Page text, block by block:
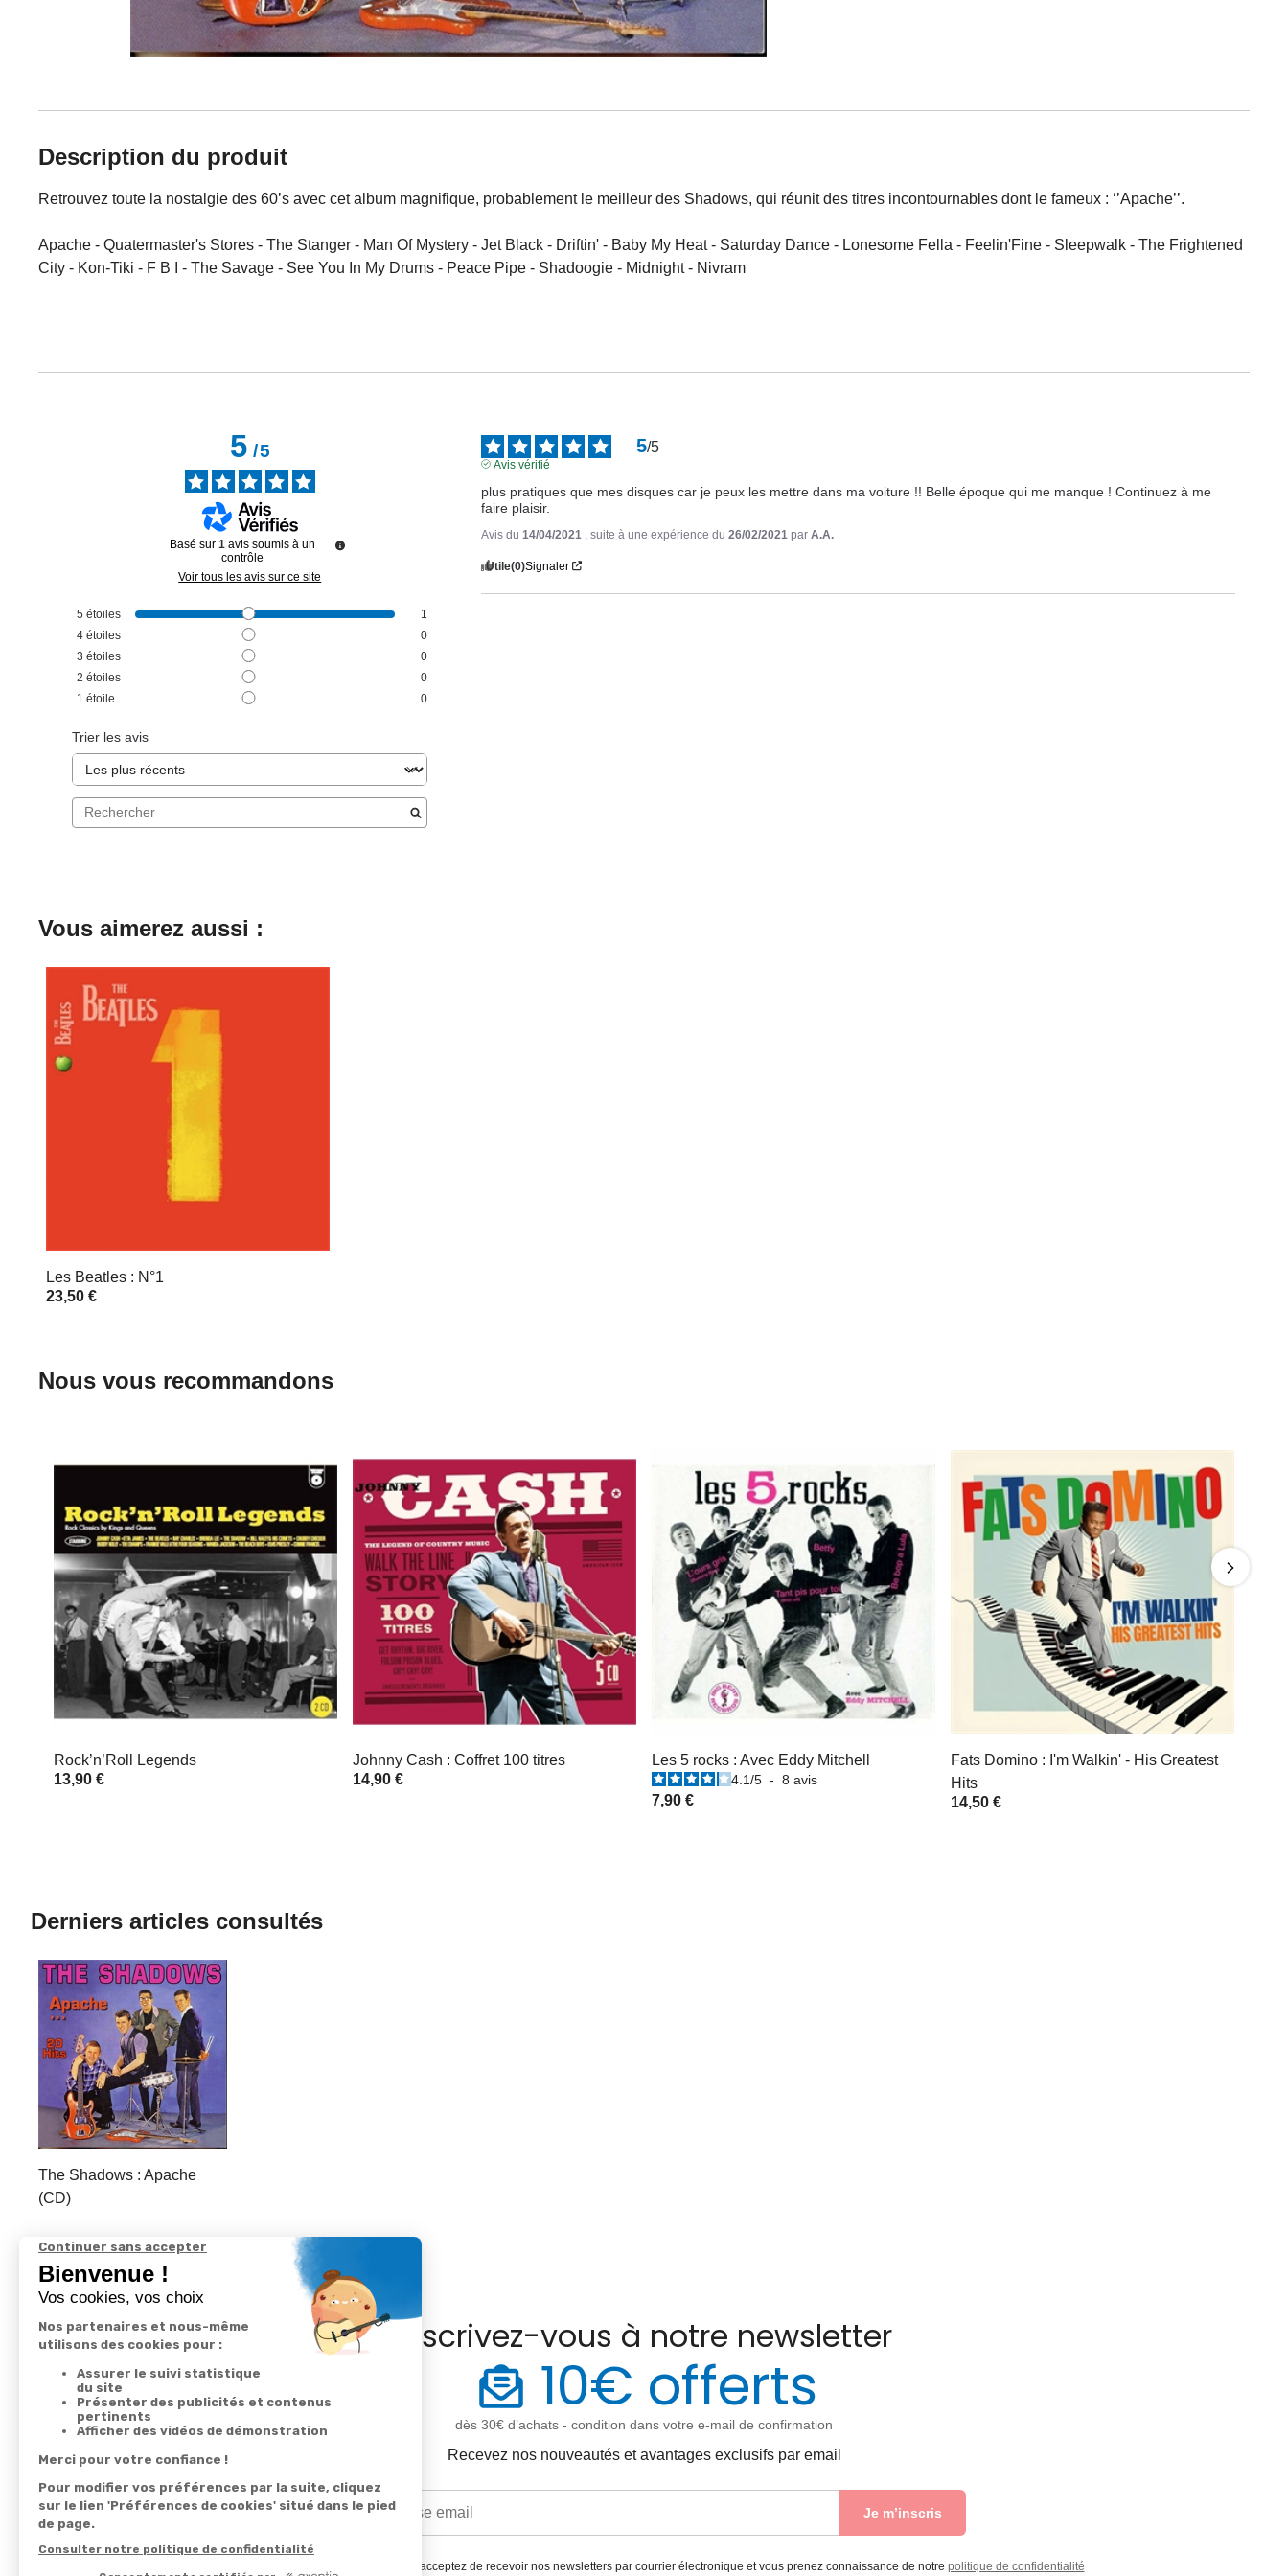
Description du produit
Retrouvez toute la nostalgie des 60’s avec cet album magnifique, probablement le meilleur des Shadows, qui réunit des titres incontournables dont le fameux : ‘’Apache’’.
Apache - Quatermaster's Stores - The Stanger - Man Of Mystery - Jet Black - Driftin' - Baby My Heat - Saturday Dance - Lonesome Fella - Feelin'Fine - Sleepwalk - The Frightened
City - Kon-Tiki - F B I - The Savage - See You In My Drums - Peace Pipe - Shadoogie - Midnight - Nivram
5/5
Basé sur 1 avis soumis à un
contrôle
Voir tous les avis sur ce site
5 étoiles
1
4 étoiles
0
3 étoiles
0
2 étoiles
0
1 étoile 0
Trier les avis
5/5
Avis vérifié
plus pratiques que mes disques car je peux les mettre dans ma voiture !! Belle époque qui me manque ! Continuez à me
faire plaisir.
Avis du 14/04/2021 , suite à une expérience du26/02/2021 parA.A.
Utile(0)Signaler
Vous aimerez aussi :
Les Beatles : N°1
23,50 €
Nous vous recommandons
Rock’n’Roll Legends
13,90 €
Johnny Cash : Coffret 100 titres
14,90 €
Les 5 rocks : Avec Eddy Mitchell
4.1/5 - 8 avis
7,90 €
Fats Domino : I'm Walkin' - His Greatest
Hits
14,50 €
Derniers articles consultés
The Shadows : Apache
(CD)
Inscrivez-vous à notre newsletter
10€ offerts
dès 30€ d’achats - condition dans votre e-mail de confirmation
Recevez nos nouveautés et avantages exclusifs par email
Je m’inscris
En renseignant votre adresse email vous acceptez de recevoir nos newsletters par courrier électronique et vous prenez connaissance de notre politique de confidentialité